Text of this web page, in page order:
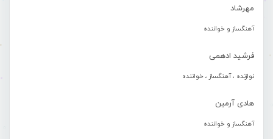
مهرشاد
آهنگساز و خواننده
فرشید ادهمی
نوازنده ، آهنگساز ، خواننده
هادی آرمین
آهنگساز و خواننده